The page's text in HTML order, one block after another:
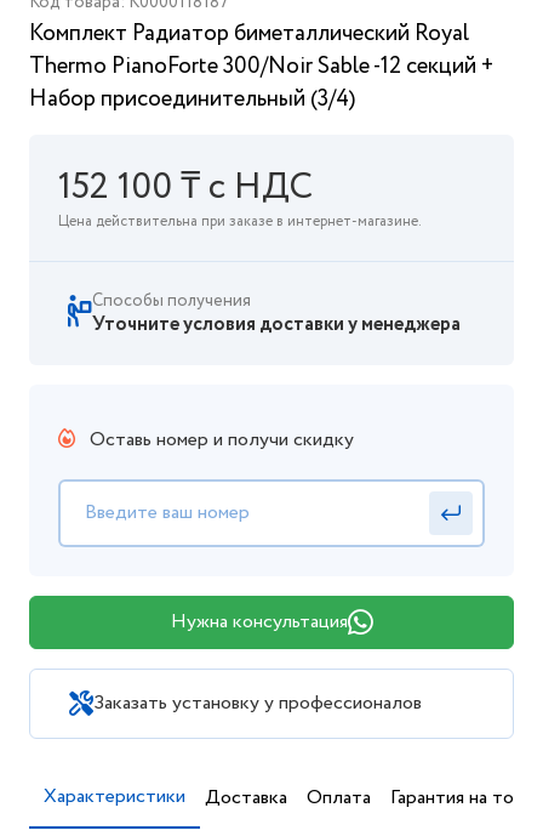
Комплект Радиатор биметаллический Royal
Thermo PianoForte 300/Noir Sable -12 секций +
Набор присоединительный (3/4)
152 100 ₸ с НДС
Цена действительна при заказе в интернет-магазине.
Способы получения
Уточните условия доставки у менеджера
Оставь номер и получи скидку
Нужна консультация
Заказать установку у профессионалов
Характеристики Доставка Оплата Гарантия на товар